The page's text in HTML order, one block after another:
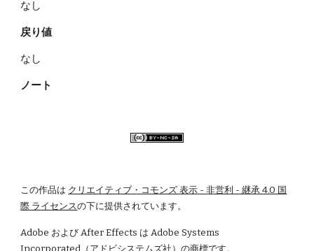
なし
戻り値
なし
ノート
この作品は クリエイティブ・コモンズ 表示 - 非営利 - 継承 4.0 国
際 ライセンスの下に提供されています。
Adobe および After Effects は Adobe Systems